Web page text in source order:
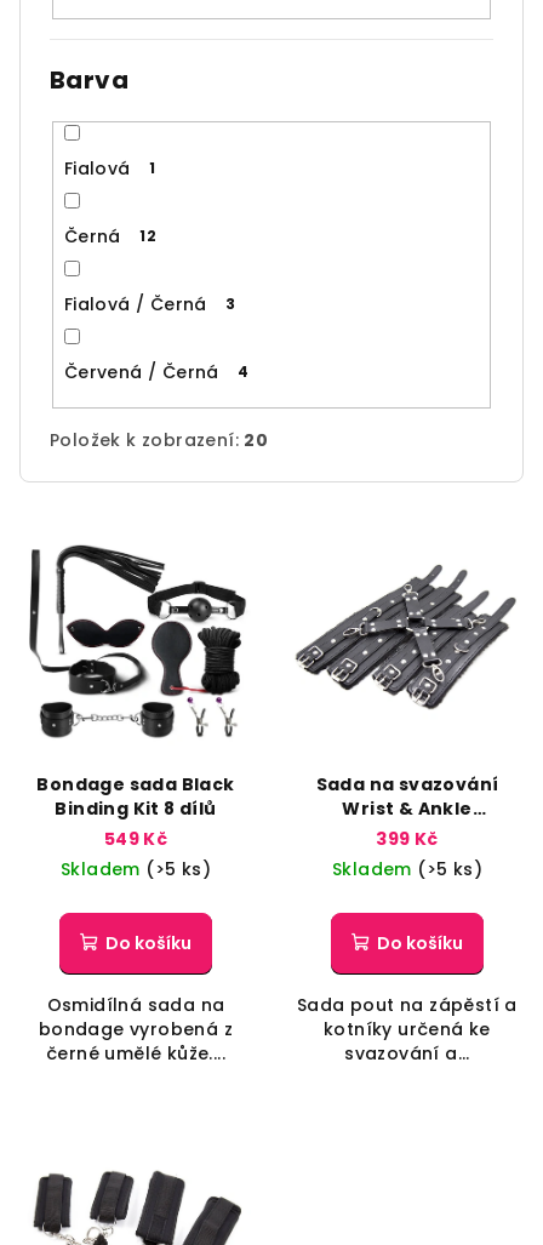
Barva
Fialová 1
Černá 12
Fialová / Černá 3
Červená / Černá 4
Položek k zobrazení: 20
Bondage sada Black
Binding Kit 8 dílů
549 Kč
Skladem (>5 ks)
Do košíku
Osmidílná sada na
bondage vyrobená z
černé umělé kůže....
Sada na svazování
Wrist & Ankle
Restraints Kit
399 Kč
Skladem (>5 ks)
Do košíku
Sada pout na zápěstí a
kotníky určená ke
svazování a...